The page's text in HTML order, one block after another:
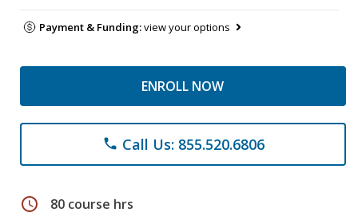
Payment & Funding:view your options
ENROLL NOW
phone Call Us: 855.520.6806
schedule 80 course hrs